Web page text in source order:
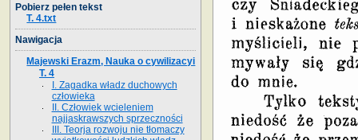
Pobierz pełen tekst
T. 4.txt
Nawigacja
Majewski Erazm, Nauka o cywilizacyi
T. 4
I. Zagadka władz duchowych
człowieka
II. Człowiek wcieleniem
najjaskrawszych sprzeczności
III. Teorja rozwoju nie tłomaczy